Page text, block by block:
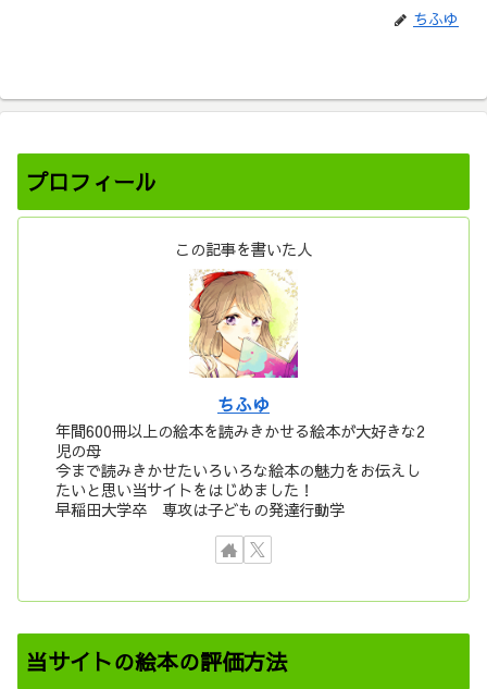
ちふゆ
プロフィール
この記事を書いた人
ちふゆ
年間600冊以上の絵本を読みきかせる絵本が大好きな2
児の母
今まで読みきかせたいろいろな絵本の魅力をお伝えし
たいと思い当サイトをはじめました！
早稲田大学卒 専攻は子どもの発達行動学
当サイトの絵本の評価方法